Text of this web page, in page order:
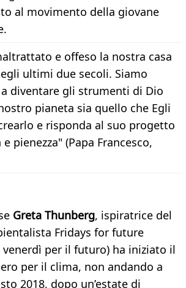
al movimento della giovane
e offeso la nostra casa
ultimi due secoli. Siamo
diventare gli strumenti di Dio
pianeta sia quello che Egli
e risponda al suo progetto
pienezza" (Papa Francesco,
Greta Thunberg, ispiratrice del
Fridays for future
per il futuro) ha iniziato il
per il clima, non andando a
2018, dopo un’estate di